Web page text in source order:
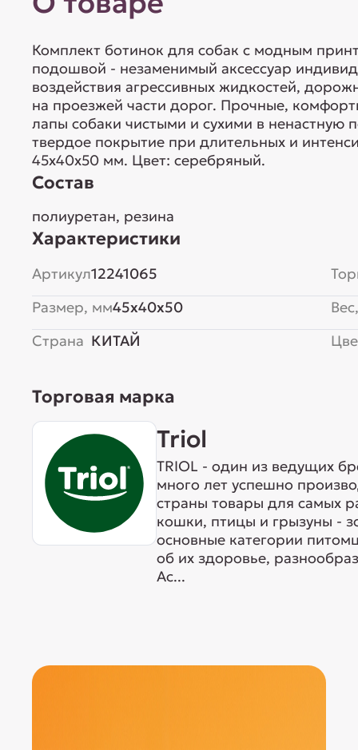
Комплект ботинок для собак с модным
подошвой - незаменимый аксессуар
воздействия агрессивных жидкостей,
на проезжей части дорог. Прочные,
лапы собаки чистыми и сухими в ненастную
твердое покрытие при длительных и
45х40х50 мм. Цвет: серебряный.
Состав
полиуретан, резина
Характеристики
Артикул12241065
Размер, мм45x40x50
Страна КИТАЙ
Торговая марка
Triol
TRIOL - один из ведущих
много лет успешно
страны товары для самых
кошки, птицы и грызуны -
основные категории
об их здоровье,
Ас...